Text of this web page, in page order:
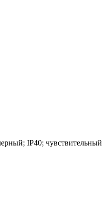
IP40; чувствительный